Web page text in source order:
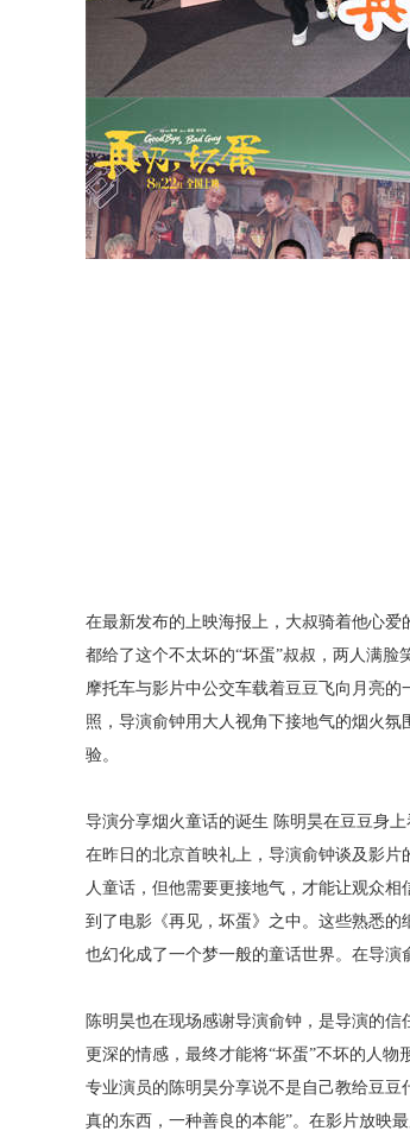
在最新发布的上映海报上，大叔骑着他心
都给了这个不太坏的“坏蛋”叔叔，两人满脸
摩托车与影片中公交车载着豆豆飞向月亮
照，导演俞钟用大人视角下接地气的烟火
验。
导演分享烟火童话的诞生 陈明昊在豆豆身
在昨日的北京首映礼上，导演俞钟谈及影片
人童话，但他需要更接地气，才能让观众相
到了电影《再见，坏蛋》之中。这些熟悉的
也幻化成了一个梦一般的童话世界。在导演
陈明昊也在现场感谢导演俞钟，是导演的
更深的情感，最终才能将“坏蛋”不坏的人物
专业演员的陈明昊分享说不是自己教给豆
真的东西，一种善良的本能”。在影片放映